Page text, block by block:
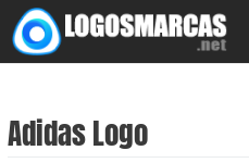
Skip
to
Adidas Logo